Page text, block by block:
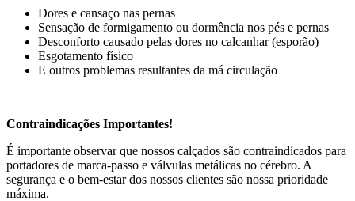
Dores e cansaço nas pernas
Sensação de formigamento ou dormência nos pés e pernas
Desconforto causado pelas dores no calcanhar (esporão)
Esgotamento físico
E outros problemas resultantes da má circulação
Contraindicações Importantes!
É importante observar que nossos calçados são contraindicados para
portadores de marca-passo e válvulas metálicas no cérebro. A
segurança e o bem-estar dos nossos clientes são nossa prioridade
máxima.